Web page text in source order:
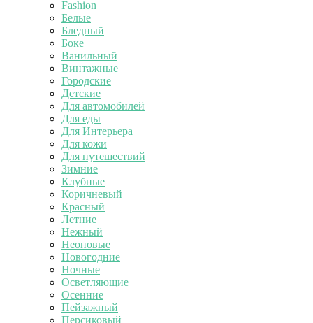
Fashion
Белые
Бледный
Боке
Ванильный
Винтажные
Городские
Детские
Для автомобилей
Для еды
Для Интерьера
Для кожи
Для путешествий
Зимние
Клубные
Коричневый
Красный
Летние
Нежный
Неоновые
Новогодние
Ночные
Осветляющие
Осенние
Пейзажный
Персиковый